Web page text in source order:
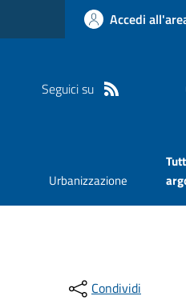
Accedi
Seguici su
Urbanizzazione
Condividi